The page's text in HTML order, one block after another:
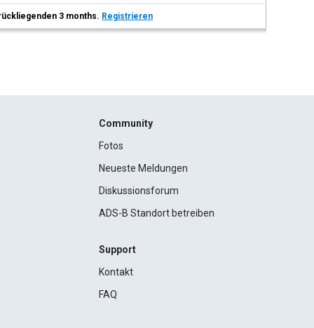
3 months. Registrieren
Community
Fotos
Neueste Meldungen
Diskussionsforum
ADS-B Standort betreiben
Support
Kontakt
FAQ